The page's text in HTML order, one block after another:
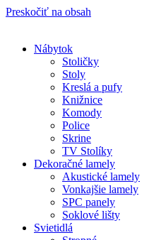
Preskočiť na obsah
Nábytok
Stoličky
Stoly
Kreslá a pufy
Knižnice
Komody
Police
Skrine
TV Stolíky
Dekoračné lamely
Akustické lamely
Vonkajšie lamely
SPC panely
Soklové lišty
Svietidlá